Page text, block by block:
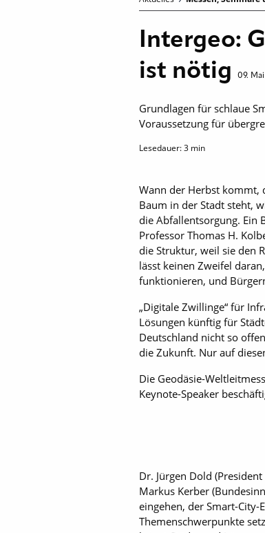
Intergeo:
ist nötig
09.
Grundlagen für schlaue
Voraussetzung für
Lesedauer:3 min
Wann der Herbst kommt,
Baum in der Stadt steht,
die Abfallentsorgung. Ein
Professor Thomas H.
die Struktur, weil sie den
lässt keinen Zweifel
funktionieren, und
„Digitale Zwillinge“ für
Lösungen künftig für
Deutschland nicht so
die Zukunft. Nur auf
Die Geodäsie-
Keynote-Speaker
Dr. Jürgen Dold
Markus Kerber
eingehen, der Smart-City-
Themenschwerpunkte